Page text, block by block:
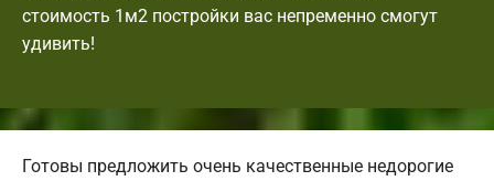
стоимость 1м2 постройки вас непременно смогут
удивить!
Готовы предложить очень качественные недорогие